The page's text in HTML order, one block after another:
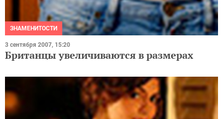
ЗНАМЕНИТОСТИ
3 сентября 2007, 15:20
Британцы увеличиваются в размерах